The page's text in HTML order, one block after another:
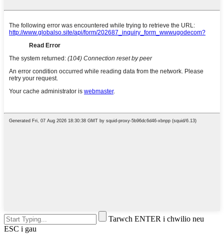
Tarwch ENTER i chwilio neu
ESC i gau